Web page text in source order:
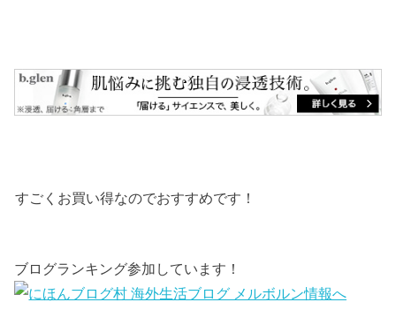
すごくお買い得なのでおすすめです！
ブログランキング参加しています！